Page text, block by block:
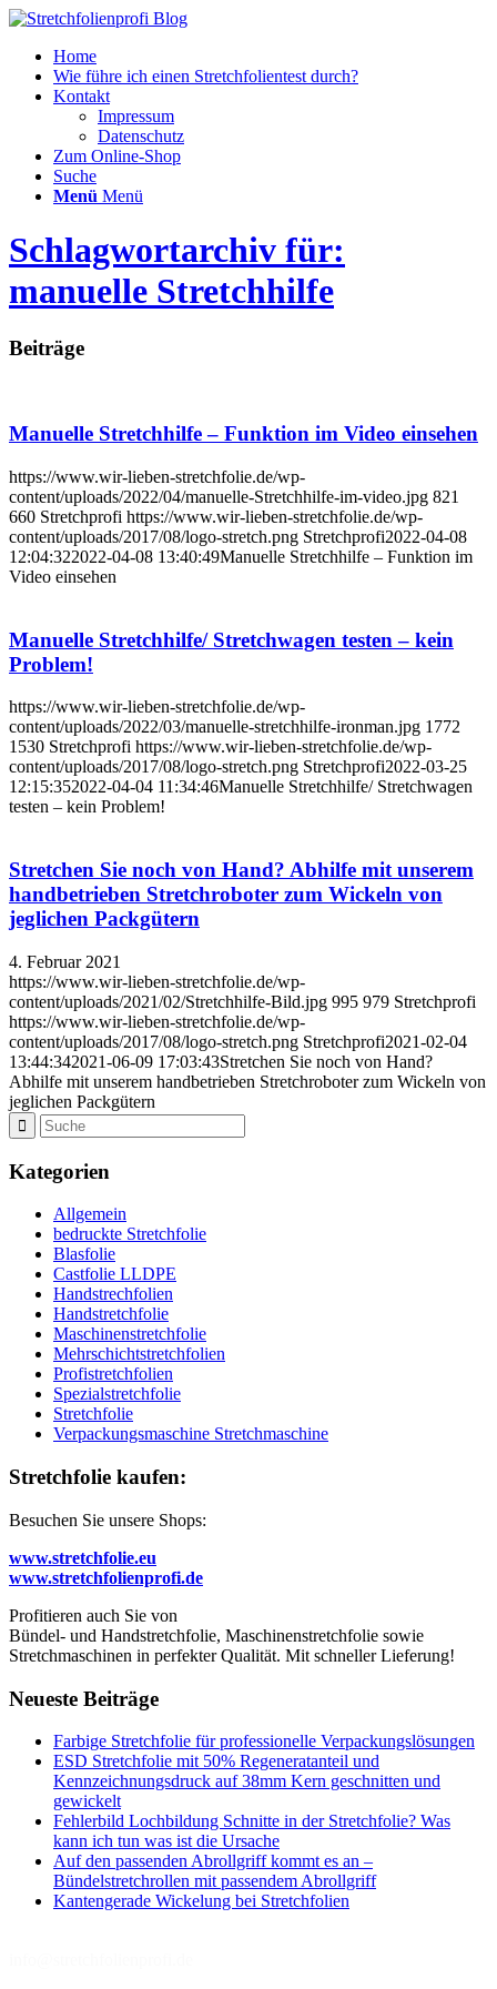
Home
Wie führe ich einen Stretchfolientest durch?
Kontakt
Impressum
Datenschutz
Zum Online-Shop
Suche
Menü Menü
Schlagwortarchiv für:
manuelle Stretchhilfe
Beiträge
Manuelle Stretchhilfe – Funktion im Video einsehen
https://www.wir-lieben-stretchfolie.de/wp-
content/uploads/2022/04/manuelle-Stretchhilfe-im-video.jpg 821
660 Stretchprofi https://www.wir-lieben-stretchfolie.de/wp-
content/uploads/2017/08/logo-stretch.png Stretchprofi2022-04-08
12:04:322022-04-08 13:40:49Manuelle Stretchhilfe – Funktion im
Video einsehen
Manuelle Stretchhilfe/ Stretchwagen testen – kein
Problem!
https://www.wir-lieben-stretchfolie.de/wp-
content/uploads/2022/03/manuelle-stretchhilfe-ironman.jpg 1772
1530 Stretchprofi https://www.wir-lieben-stretchfolie.de/wp-
content/uploads/2017/08/logo-stretch.png Stretchprofi2022-03-25
12:15:352022-04-04 11:34:46Manuelle Stretchhilfe/ Stretchwagen
testen – kein Problem!
Stretchen Sie noch von Hand? Abhilfe mit unserem
handbetrieben Stretchroboter zum Wickeln von
jeglichen Packgütern
4. Februar 2021
https://www.wir-lieben-stretchfolie.de/wp-
content/uploads/2021/02/Stretchhilfe-Bild.jpg 995 979 Stretchprofi
https://www.wir-lieben-stretchfolie.de/wp-
content/uploads/2017/08/logo-stretch.png Stretchprofi2021-02-04
13:44:342021-06-09 17:03:43Stretchen Sie noch von Hand?
Abhilfe mit unserem handbetrieben Stretchroboter zum Wickeln von
jeglichen Packgütern
Kategorien
Allgemein
bedruckte Stretchfolie
Blasfolie
Castfolie LLDPE
Handstrechfolien
Handstretchfolie
Maschinenstretchfolie
Mehrschichtstretchfolien
Profistretchfolien
Spezialstretchfolie
Stretchfolie
Verpackungsmaschine Stretchmaschine
Stretchfolie kaufen:
Besuchen Sie unsere Shops:
www.stretchfolie.eu
www.stretchfolienprofi.de
Profitieren auch Sie von
Bündel- und Handstretchfolie, Maschinenstretchfolie sowie
Stretchmaschinen in perfekter Qualität. Mit schneller Lieferung!
Neueste Beiträge
Farbige Stretchfolie für professionelle Verpackungslösungen
ESD Stretchfolie mit 50% Regeneratanteil und
Kennzeichnungsdruck auf 38mm Kern geschnitten und
gewickelt
Fehlerbild Lochbildung Schnitte in der Stretchfolie? Was
kann ich tun was ist die Ursache
Auf den passenden Abrollgriff kommt es an –
Bündelstretchrollen mit passendem Abrollgriff
Kantengerade Wickelung bei Stretchfolien